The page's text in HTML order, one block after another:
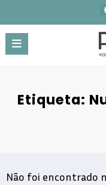
o
conteúdo
Etiqueta:
Não foi encontrado